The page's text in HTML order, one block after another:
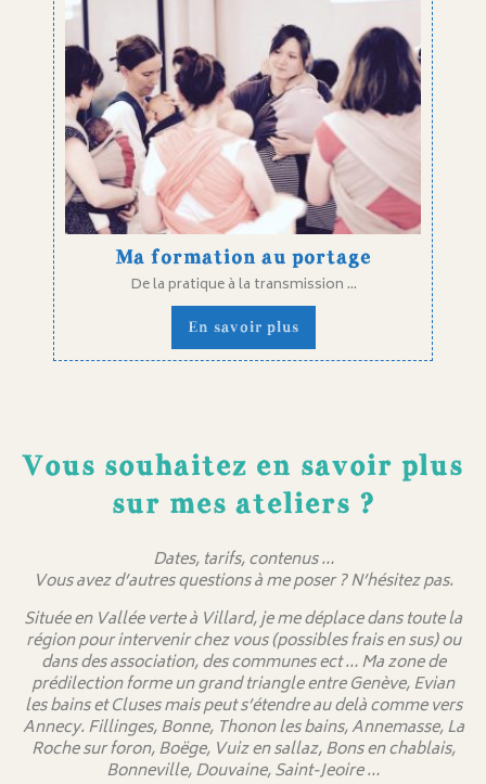
Ma formation au portage
De la pratique à la transmission ...
En savoir plus
Vous souhaitez en savoir plus
sur mes ateliers ?
Dates, tarifs, contenus …
Vous avez d’autres questions à me poser ? N’hésitez pas.
Située en Vallée verte à Villard, je me déplace dans toute la
région pour intervenir chez vous (possibles frais en sus) ou
dans des association, des communes ect … Ma zone de
prédilection forme un grand triangle entre Genève, Evian
les bains et Cluses mais peut s’étendre au delà comme vers
Annecy. Fillinges, Bonne, Thonon les bains, Annemasse, La
Roche sur foron, Boëge, Vuiz en sallaz, Bons en chablais,
Bonneville, Douvaine, Saint-Jeoire …